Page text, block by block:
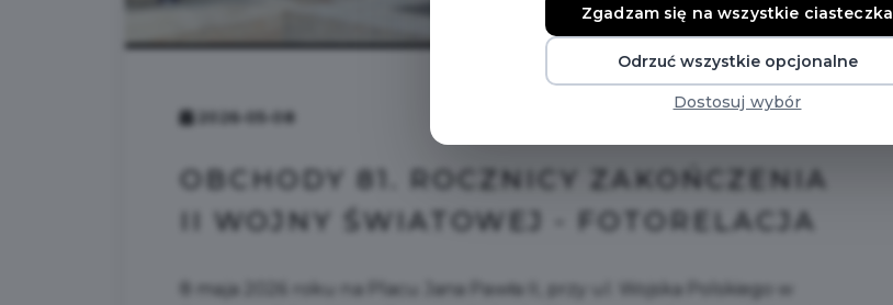
2026-05-08
OBCHODY 81. ROCZNICY ZAKOŃCZENIA
II WOJNY ŚWIATOWEJ - FOTORELACJA
8 maja 2026 roku na Placu Jana Pawła II, przy ul. Wojska Polskiego w
Zgadzam się na wszystkie ciasteczka
Odrzuć wszystkie opcjonalne
Dostosuj wybór